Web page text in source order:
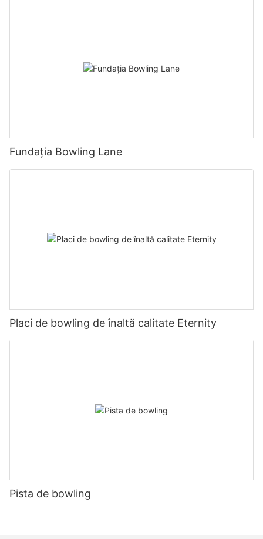
Fundația Bowling Lane
Placi de bowling de înaltă calitate Eternity
Pista de bowling